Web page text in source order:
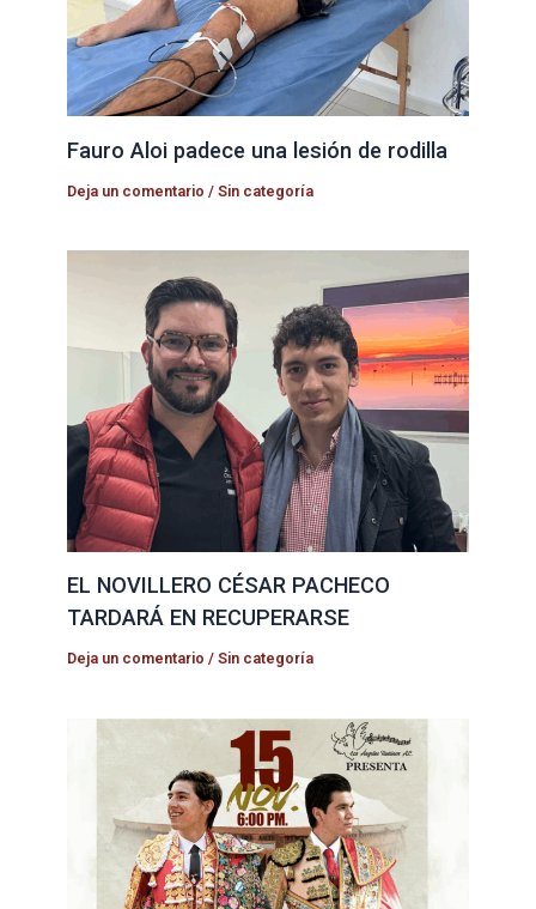
Fauro Aloi padece una lesión de rodilla
Deja un comentario /Sin categoría
EL NOVILLERO CÉSAR PACHECO
TARDARÁ EN RECUPERARSE
Deja un comentario /Sin categoría